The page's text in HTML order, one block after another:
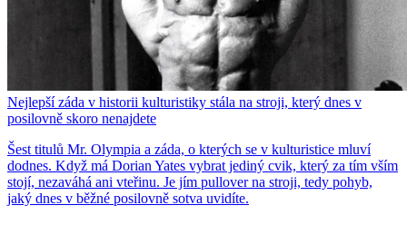
Nejlepší záda v historii kulturistiky stála na stroji, který dnes v
posilovně skoro nenajdete
Šest titulů Mr. Olympia a záda, o kterých se v kulturistice mluví
dodnes. Když má Dorian Yates vybrat jediný cvik, který za tím vším
stojí, nezaváhá ani vteřinu. Je jím pullover na stroji, tedy pohyb,
jaký dnes v běžné posilovně sotva uvidíte.